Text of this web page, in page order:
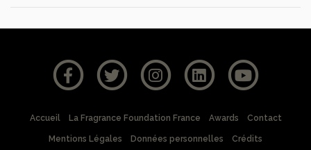
Accueil La Fragrance Foundation France Awards Contact
Mentions Légales Données personnelles Crédits